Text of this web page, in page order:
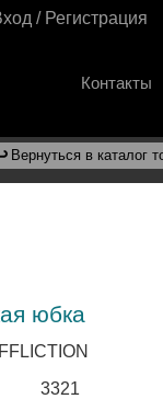
/ Регистрация
Контакты
Вернуться в каталог
юбка
3321